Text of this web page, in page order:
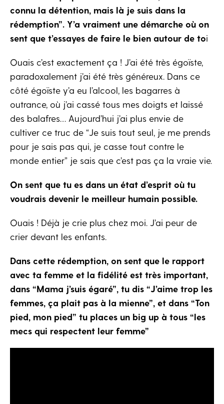
connu la détention, mais là je suis dans la
rédemption”. Y’a vraiment une démarche où on
sent que t’essayes de faire le bien autour de to​i
Ouais c’est exactement ça ! J’ai été très égoïste,
paradoxalement j’ai été très généreux. Dans ce
côté égoïste y’a eu l’alcool, les bagarres à
outrance, où j’ai cassé tous mes doigts et laissé
des balafres… Aujourd’hui j’ai plus envie de
cultiver ce truc de “Je suis tout seul, je me prends
pour je sais pas qui, je casse tout contre le
monde entier” je sais que c’est pas ça la vraie vie.
On sent que tu es dans un état d’esprit où tu
voudrais devenir le meilleur humain possible.
Ouais ! Déjà je crie plus chez moi. J’ai peur de
crier devant les enfants.
Dans cette rédemption, on sent que le rapport
avec ta femme et la fidélité est très important,
dans “Mama j’suis égaré”, tu dis “J’aime trop les
femmes, ça plait pas à la mienne”, et dans “Ton
pied, mon pied” tu places un big up à tous “les
mecs qui respectent leur femme”